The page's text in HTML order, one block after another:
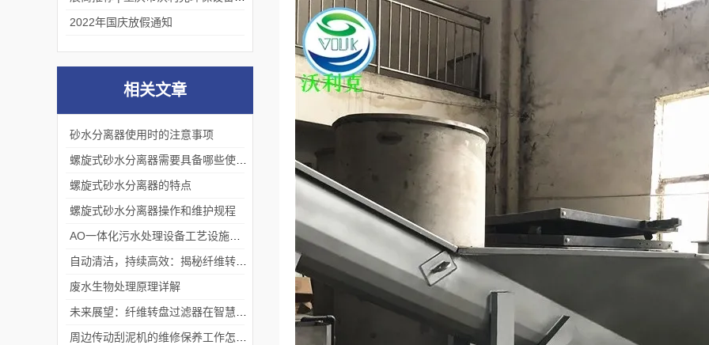
2022年国庆放假通知
相关文章
砂水分离器使用时的注意事项
螺旋式砂水分离器的特点
螺旋式砂水分离器操作和维护规程
废水生物处理原理详解